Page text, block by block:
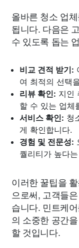
올바른 청소 업
됩니다. 다음은
수 있도록 돕는
비교 견적 받기:
여 최적의 선택
리뷰 확인: 지인
할 수 있는 업체
서비스 확인: 청
게 확인합니다.
경험 및 전문성:
퀄리티가 높다
이러한 꿀팁을
으로써, 고객들
습니다. 민트케
의 소중한 공간
할 것입니다.